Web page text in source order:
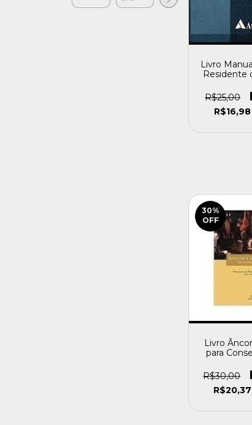
Livro
Residente
R$25,00
R$16,98
30%
OFF
Livro
para
Francisco
R$30,00
R$20,37